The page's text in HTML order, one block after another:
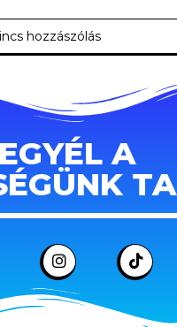
hozzászólás
A